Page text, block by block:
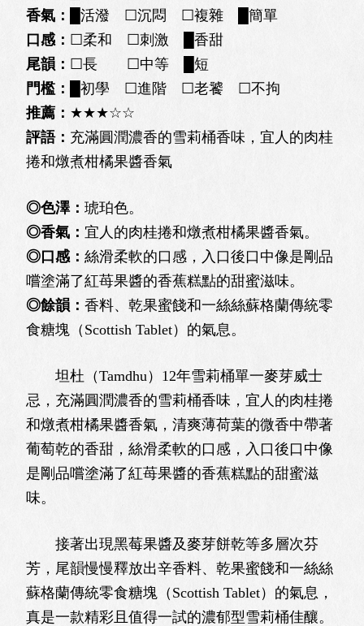
香氣：
█活潑 ☐沉悶 ☐複雜 █簡單
口感： ☐柔和 ☐刺激 █香甜
尾韻： ☐長 ☐中等 █短
門檻：
█初學 ☐進階 ☐老饕 ☐不拘
推薦： ★★★☆☆
評語： 充滿圓潤濃香的雪莉桶香味，宜人的肉桂
捲和燉煮柑橘果醬香氣
◎色澤：琥珀色。
◎香氣： 宜人的肉桂捲和燉煮柑橘果醬香氣。
◎口感：絲滑柔軟的口感，入口後口中像是剛品
嚐塗滿了紅苺果醬的香蕉糕點的甜蜜滋味。
◎餘韻：香料、乾果蜜餞和一絲絲蘇格蘭傳統零
食糖塊（Scottish Tablet）的氣息。
坦杜（Tamdhu）12年雪莉桶單一麥芽威士
忌，充滿圓潤濃香的雪莉桶香味，宜人的肉桂捲
和燉煮柑橘果醬香氣，清爽薄荷葉的微香中帶著
葡萄乾的香甜，絲滑柔軟的口感，入口後口中像
是剛品嚐塗滿了紅苺果醬的香蕉糕點的甜蜜滋
味。
接著出現黑莓果醬及麥芽餅乾等多層次芬
芳，尾韻慢慢釋放出辛香料、乾果蜜餞和一絲絲
蘇格蘭傳統零食糖塊（Scottish Tablet）的氣息，
真是一款精彩且值得一試的濃郁型雪莉桶佳釀。